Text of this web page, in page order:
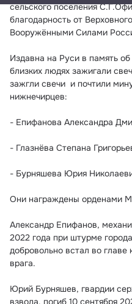
сельского поселения
благодарность от
Вооружёнными Силами
Издавна на Руси в память
близких людях зажигали
зажгли свечи  и почтили
нижнечирцев:
- Епифанова Александра
- Глазнёва Степана
- Бурняшева Юрия
Они награждены орденами
Александр Епифанов,
2022 года при штурме
добровольно встал во
врага.
Юрий Бурняшев, гвардии
взвода, погиб 10 сентября